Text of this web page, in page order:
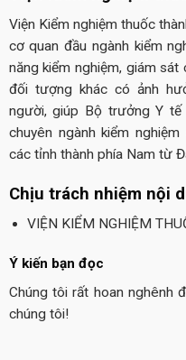
Viện Kiểm nghiệm thuốc
cơ quan đầu ngành kiểm
năng kiểm nghiệm, giám
đối tượng khác có ảnh
người, giúp Bộ trưởng Y
chuyên ngành kiểm
các tỉnh thành phía Nam từ
Chịu trách nhiệm nội
VIỆN KIỂM NGHIỆM
Ý kiến bạn đọc
Chúng tôi rất hoan nghênh
chúng tôi!